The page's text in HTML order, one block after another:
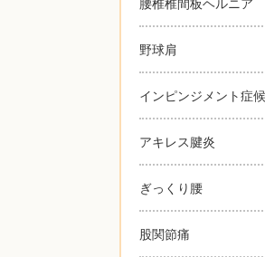
野球肩
インピンジメント症
アキレス腱炎
ぎっくり腰
股関節痛